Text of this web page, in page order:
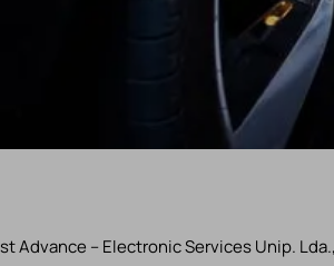
Advance – Electronic Services Unip.